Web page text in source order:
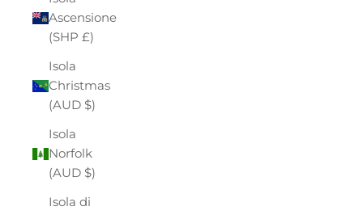
Ascensione
(SHP £)
Isola
Christmas
(AUD $)
Isola
Norfolk
(AUD $)
Isola di